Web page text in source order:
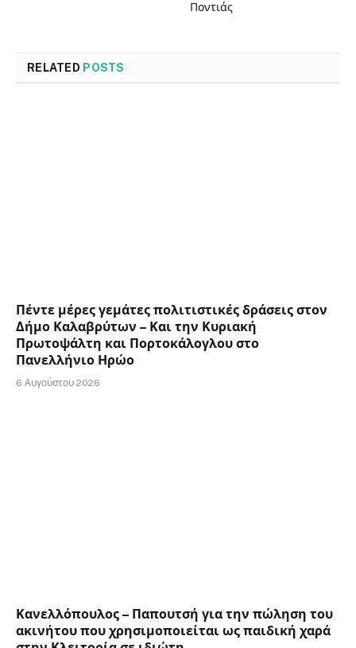
Ποντιάς
RELATED POSTS
Πέντε μέρες γεμάτες πολιτιστικές δράσεις στον
Δήμο Καλαβρύτων – Και την Κυριακή
Πρωτοψάλτη και Πορτοκάλογλου στο
Πανελλήνιο Ηρώο
6 Αυγούστου 2026
Κανελλόπουλος – Παπουτσή για την πώληση του
ακινήτου που χρησιμοποιείται ως παιδική χαρά